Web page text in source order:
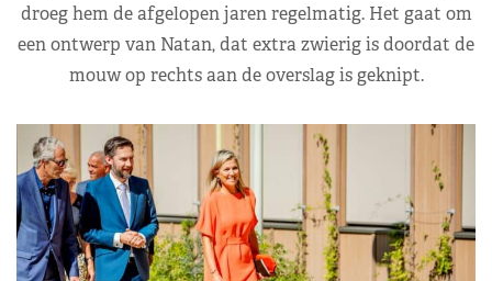
droeg hem de afgelopen jaren regelmatig. Het gaat om
een ontwerp van Natan, dat extra zwierig is doordat de
mouw op rechts aan de overslag is geknipt.